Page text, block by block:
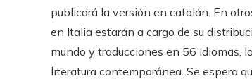
publicará la versión en catalán. En
en Italia estarán a cargo de su
mundo y traducciones en 56 idiomas,
literatura contemporánea. Se espera